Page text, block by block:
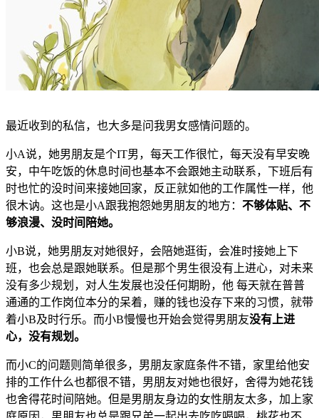
最近收到的私信，也大多是问我男女感情问题的。
小A说，她男朋友是个IT男，每天工作很忙，每天没有早安晚
安，中午吃饭的休息时间也基本不会跟她主动联系，下班后有
时也忙的没时间来接她回家，反正就如他的工作属性一样，他
很木讷。这也是小A跟我抱怨她男朋友的地方： 不够体贴、不
够浪漫、没时间陪她。
小B说，她男朋友对她很好，会陪她逛街，会准时接她上下
班，也会总是跟她联系。但是那个男生很没有上进心，对未来
没有多少规划，对人生发展也没任何期盼，他 每天就在普普
通通的工作岗位本分的呆着，赚的钱也没存下来的习惯，就带
着小B及时行乐。而小B慢慢也开始会觉得男朋友没有上进
心，没有规划。
而小C的问题则简单很多，男朋友家庭条件不错，家里给他安
排的工作什么也都很不错，男朋友对她也很好，舍得为她花钱
也舍得花时间陪她。但是男朋友身边的女性朋友太多，加上家